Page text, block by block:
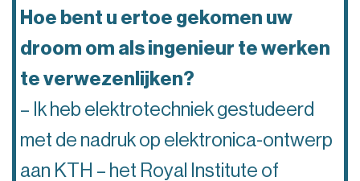
Hoe bent u ertoe gekomen uw
droom om als ingenieur te werken
te verwezenlijken?
– Ik heb elektrotechniek gestudeerd
met de nadruk op elektronica-ontwerp
aan KTH – het Royal Institute of